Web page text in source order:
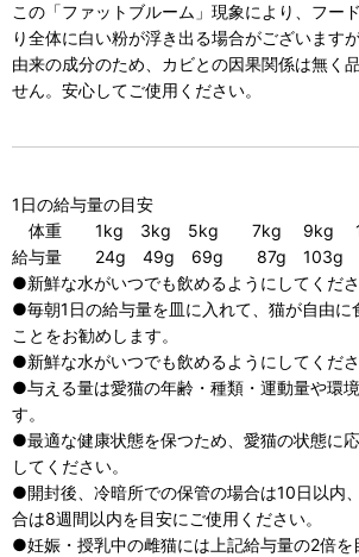
この「ファットブルーム」現象により、フー
り全体に白い粉が浮き出る場合がございます
由来の成分のため、カビとの因果関係は無く
せん。安心してご使用ください。
1日の給与量の目安
体重 1kg 3kg 5kg 7kg 9kg
給与量 24g 49g 69g 87g 103g
●新鮮な水がいつでも飲めるようにしてくださ
●毎朝1日の給与量を皿に入れて、猫が自由に
ことをお勧めします。
●新鮮な水がいつでも飲めるようにしてくださ
●与える量は愛猫の年齢・種類・運動量や環
す。
●最適な健康状態を保つため、愛猫の状態に
してください。
●開封後、冷暗所での保管の場合は10日以内
合は8週間以内を目安にご使用ください。
●妊娠・授乳中の雌猫には上記給与量の2倍を